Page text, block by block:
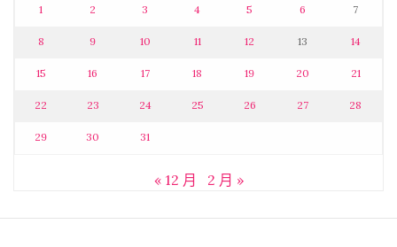
1 2 3 4 5 6 7
8 9 10 11 12 13 14
15 16 17 18 19 20 21
22 23 24 25 26 27 28
29 30 31
« 12 月 2 月 »